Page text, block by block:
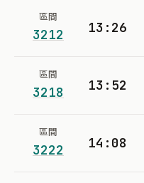
區間
3212 13:26
區間
3218 13:52
區間
3222 14:08